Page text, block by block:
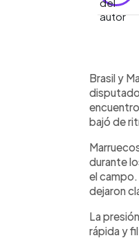
►
Brasil y
bajó de
durante
el campo.
dejaron
La
rápida y